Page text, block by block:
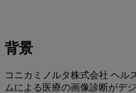
背景
コニカミノルタ株式会社 ヘル
ムによる医療の画像診断がデ